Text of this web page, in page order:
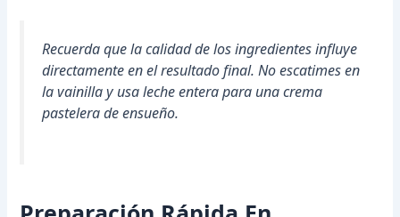
Recuerda que la calidad de los ingredientes influye
directamente en el resultado final. No escatimes en
la vainilla y usa leche entera para una crema
pastelera de ensueño.